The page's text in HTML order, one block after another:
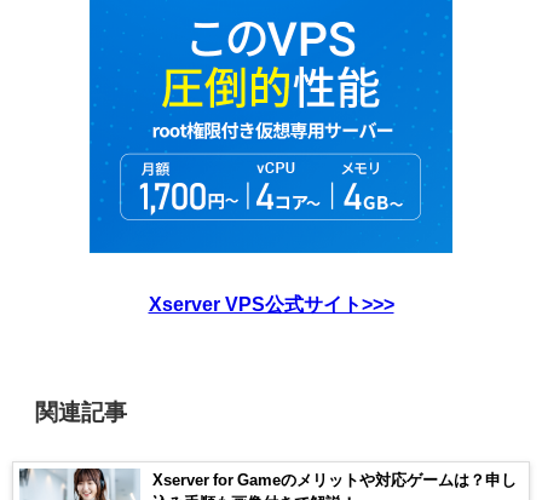
Xserver VPS公式サイト>>>
関連記事
Xserver for Gameのメリットや対応ゲームは？申し